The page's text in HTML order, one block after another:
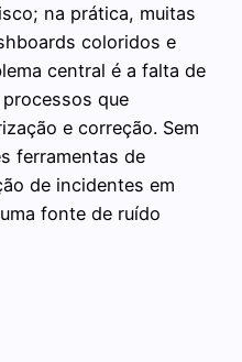
na prática, muitas
coloridos e
central é a falta de
que
e correção. Sem
ferramentas de
de incidentes em
fonte de ruído